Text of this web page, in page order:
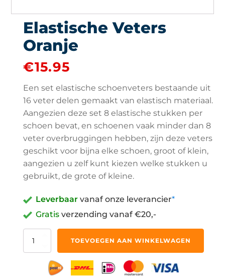
Elastische Veters
Oranje
€15.95
Een set elastische schoenveters bestaande uit
16 veter delen gemaakt van elastisch materiaal.
Aangezien deze set 8 elastische stukken per
schoen bevat, en schoenen vaak minder dan 8
veter overbruggingen hebben, zijn deze veters
geschikt voor bijna elke schoen, groot of klein,
aangezien u zelf kunt kiezen welke stukken u
gebruikt, de grote of kleine.
Leverbaar vanaf onze leverancier*
Gratis verzending vanaf €20,-
Elastische
TOEVOEGEN AAN WINKELWAGEN